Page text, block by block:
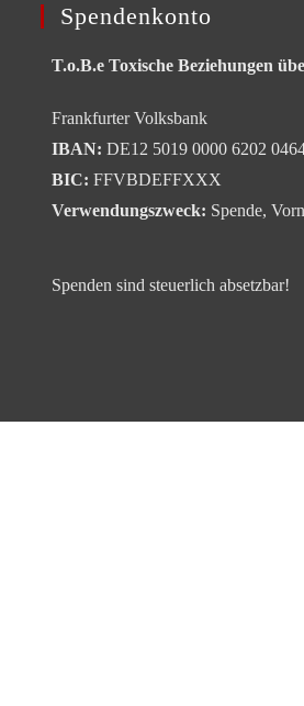
Spendenkonto
T.o.B.e Toxische Beziehungen
Frankfurter Volksbank
IBAN:DE12 5019 0000 6202
BIC: FFVBDEFFXXX
Verwendungszweck: Spende,
Spenden sind steuerlich absetzbar!